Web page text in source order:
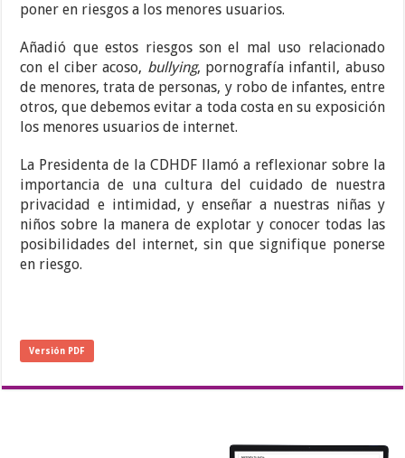
poner en riesgos a los menores usuarios.
Añadió que estos riesgos son el mal uso relacionado
con el ciber acoso, bullying, pornografía infantil, abuso
de menores, trata de personas, y robo de infantes, entre
otros, que debemos evitar a toda costa en su exposición
los menores usuarios de internet.
La Presidenta de la CDHDF llamó a reflexionar sobre la
importancia de una cultura del cuidado de nuestra
privacidad e intimidad, y enseñar a nuestras niñas y
niños sobre la manera de explotar y conocer todas las
posibilidades del internet, sin que signifique ponerse
en riesgo.
Versión PDF